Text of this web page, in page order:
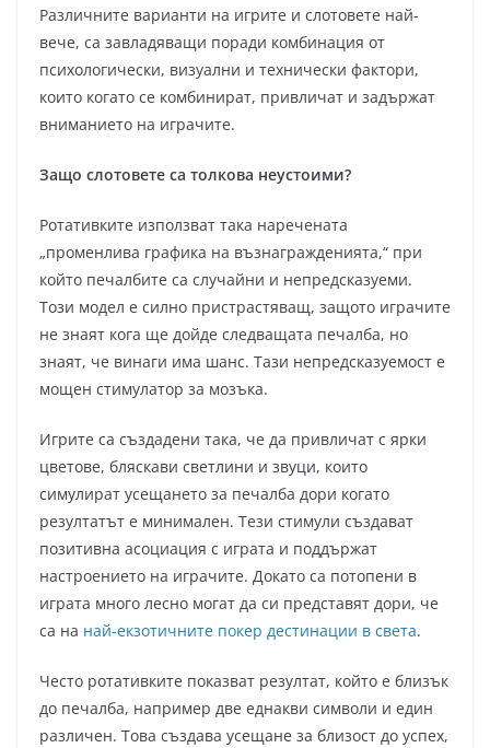
Различните варианти на игрите и слотовете най-
вече, са завладяващи поради комбинация от
психологически, визуални и технически фактори,
които когато се комбинират, привличат и задържат
вниманието на играчите.
Защо слотовете са толкова неустоими?
Ротативките използват така наречената
„променлива графика на възнагражденията,“ при
който печалбите са случайни и непредсказуеми.
Този модел е силно пристрастяващ, защото играчите
не знаят кога ще дойде следващата печалба, но
знаят, че винаги има шанс. Тази непредсказуемост е
мощен стимулатор за мозъка.
Игрите са създадени така, че да привличат с ярки
цветове, бляскави светлини и звуци, които
симулират усещането за печалба дори когато
резултатът е минимален. Тези стимули създават
позитивна асоциация с играта и поддържат
настроението на играчите. Докато са потопени в
играта много лесно могат да си представят дори, че
са на най-екзотичните покер дестинации в света.
Често ротативките показват резултат, който е близък
до печалба, например две еднакви символи и един
различен. Това създава усещане за близост до успех,